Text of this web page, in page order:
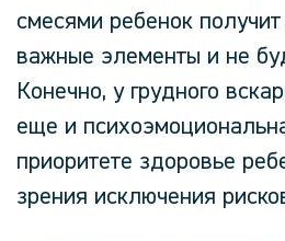
смесями ребенок
важные элементы и не
Конечно, у грудного
еще и
приоритете здоровье
зрения исключения